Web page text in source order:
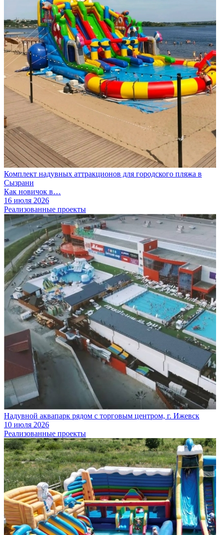
Комплект надувных аттракционов для городского пляжа в
Сызрани
Как новичок в…
16 июля 2026
Реализованные проекты
Надувной аквапарк рядом с торговым центром, г. Ижевск
10 июля 2026
Реализованные проекты